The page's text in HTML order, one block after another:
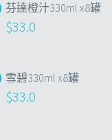
芬達橙汁330ml x8罐
$33.0
雪碧330ml x8罐
$33.0